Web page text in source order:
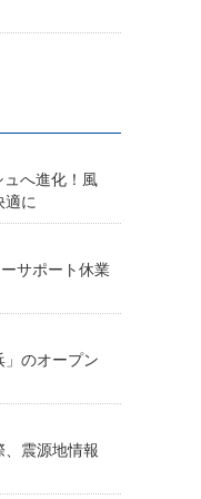
へ進化！風
適に
サポート休業
のオープン
震源地情報